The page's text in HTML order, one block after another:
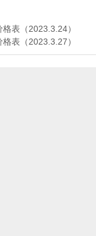
表（2023.3.24）
表（2023.3.27）